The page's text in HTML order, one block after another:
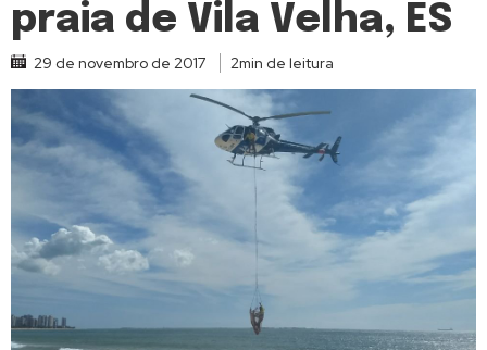
praia de Vila Velha, ES
29 de novembro de 2017 2min de leitura